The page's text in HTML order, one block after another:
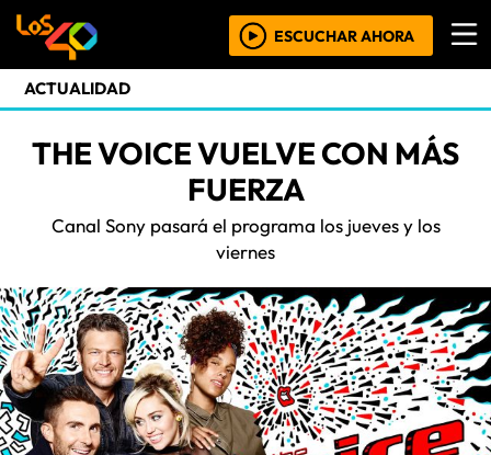
ESCUCHAR AHORA
ACTUALIDAD
THE VOICE VUELVE CON MÁS
FUERZA
Canal Sony pasará el programa los jueves y los
viernes